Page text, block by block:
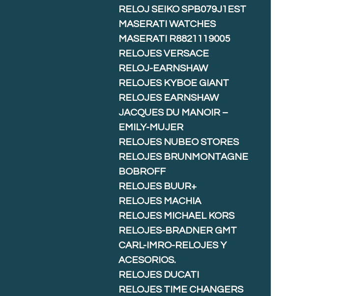
RELOJ SEIKO SPB079J1EST
MASERATI WATCHES
MASERATI R8821119005
RELOJES VERSACE
RELOJ-EARNSHAW
RELOJES KYBOE GIANT
RELOJES EARNSHAW
JACQUES DU MANOIR –
EMILY-MUJER
RELOJES NUBEO STORES
RELOJES BRUNMONTAGNE
BOBROFF
RELOJES BUUR+
RELOJES MACHIA
RELOJES MICHAEL KORS
RELOJES-BRADNER GMT
CARL-IMRO-RELOJES Y
ACESORIOS.
RELOJES DUCATI
RELOJES TIME CHANGERS